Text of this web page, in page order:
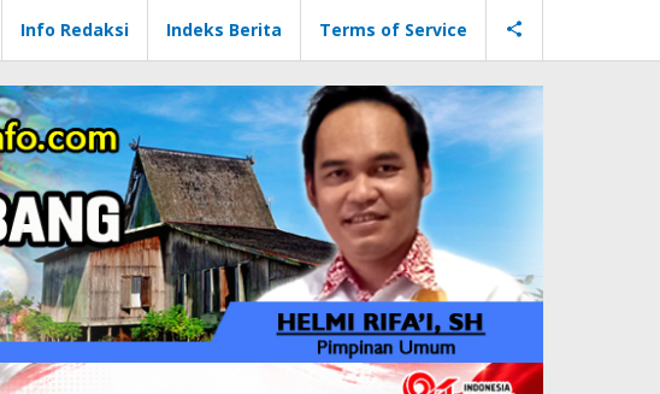
Info Redaksi Indeks Berita Terms of Service